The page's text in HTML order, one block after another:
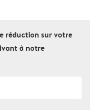
réduction sur votre
à notre